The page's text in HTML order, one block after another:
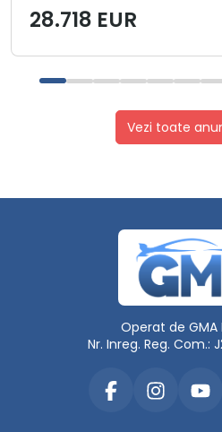
28.718 EUR
Vezi toate
Operat de GMA
Nr. Inreg. Reg. Com.: